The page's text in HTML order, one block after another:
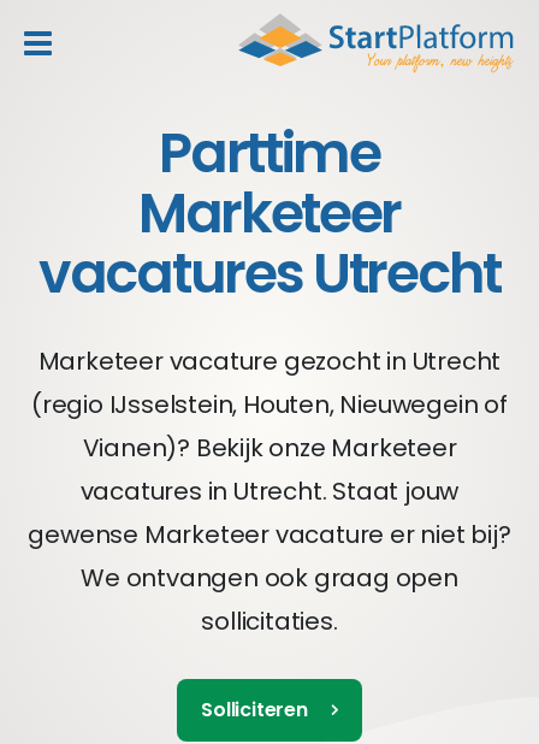
Parttime
Marketeer
vacatures Utrecht
Marketeer vacature gezocht in Utrecht
(regio IJsselstein, Houten, Nieuwegein of
Vianen)? Bekijk onze Marketeer
vacatures in Utrecht. Staat jouw
gewense Marketeer vacature er niet bij?
We ontvangen ook graag open
sollicitaties.
Solliciteren
header_toggle_navigation